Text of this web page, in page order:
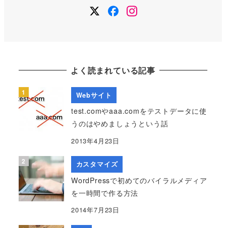
Twitter
Facebook
Instagram
よく読まれている記事
Webサイト
test.comやaaa.comをテストデータに使
うのはやめましょうという話
2013年4月23日
カスタマイズ
WordPressで初めてのバイラルメディア
を一時間で作る方法
2014年7月23日